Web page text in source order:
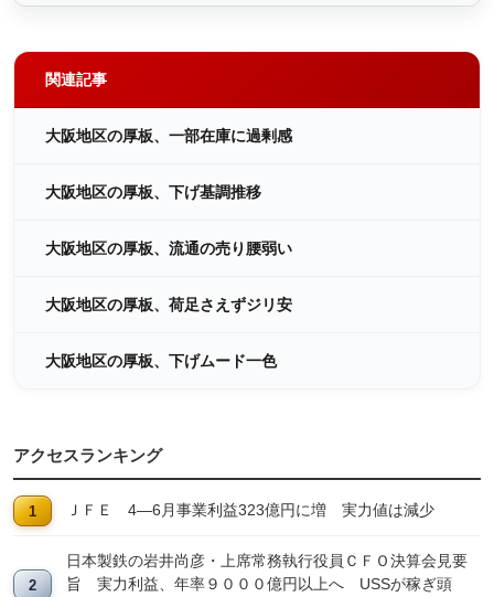
関連記事
大阪地区の厚板、一部在庫に過剰感
大阪地区の厚板、下げ基調推移
大阪地区の厚板、流通の売り腰弱い
大阪地区の厚板、荷足さえずジリ安
大阪地区の厚板、下げムード一色
アクセスランキング
ＪＦＥ 4―6月事業利益323億円に増 実力値は減少
日本製鉄の岩井尚彦・上席常務執行役員ＣＦＯ決算会見要
旨 実力利益、年率９０００億円以上へ USSが稼ぎ頭